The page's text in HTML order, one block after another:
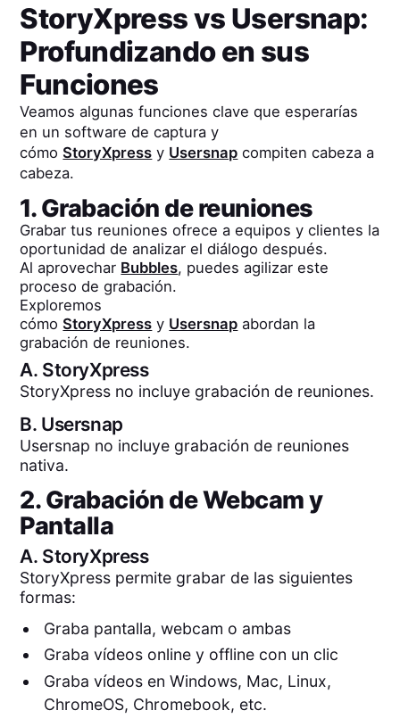
StoryXpressvs Usersnap:
Profundizando en sus
Funciones
Veamos algunas funciones clave que esperarías
en un software de captura y
cómoStoryXpress y Usersnap compiten cabeza a
cabeza.
1. Grabación de reuniones
Grabar tus reuniones ofrece a equipos y clientes la
oportunidad de analizar el diálogo después.
Al aprovechar Bubbles, puedes agilizar este
proceso de grabación.
Exploremos
cómoStoryXpress y Usersnap abordan la
grabación de reuniones.
A. StoryXpress
StoryXpress no incluye grabación de reuniones.
B. Usersnap
Usersnap no incluye grabación de reuniones
nativa.
2. Grabación de Webcam y
Pantalla
A. StoryXpress
StoryXpress permite grabar de las siguientes
formas:
Graba pantalla, webcam o ambas
Graba vídeos online y offline con un clic
Graba vídeos en Windows, Mac, Linux,
ChromeOS, Chromebook, etc.